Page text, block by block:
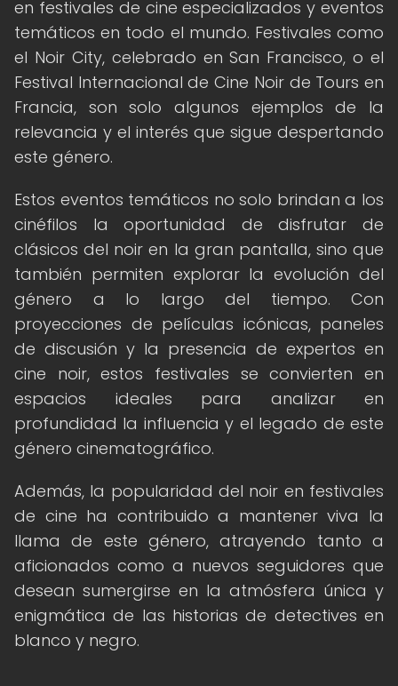
en festivales de cine especializados y eventos
temáticos en todo el mundo. Festivales como
el Noir City, celebrado en San Francisco, o el
Festival Internacional de Cine Noir de Tours en
Francia, son solo algunos ejemplos de la
relevancia y el interés que sigue despertando
este género.
Estos eventos temáticos no solo brindan a los
cinéfilos la oportunidad de disfrutar de
clásicos del noir en la gran pantalla, sino que
también permiten explorar la evolución del
género a lo largo del tiempo. Con
proyecciones de películas icónicas, paneles
de discusión y la presencia de expertos en
cine noir, estos festivales se convierten en
espacios ideales para analizar en
profundidad la influencia y el legado de este
género cinematográfico.
Además, la popularidad del noir en festivales
de cine ha contribuido a mantener viva la
llama de este género, atrayendo tanto a
aficionados como a nuevos seguidores que
desean sumergirse en la atmósfera única y
enigmática de las historias de detectives en
blanco y negro.